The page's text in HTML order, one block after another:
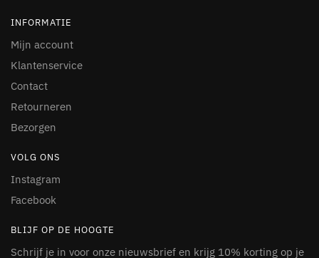
INFORMATIE
Mijn account
Klantenservice
Contact
Retourneren
Bezorgen
VOLG ONS
Instagram
Facebook
BLIJF OP DE HOOGTE
Schrijf je in voor onze nieuwsbrief en krijg 10% korting op je